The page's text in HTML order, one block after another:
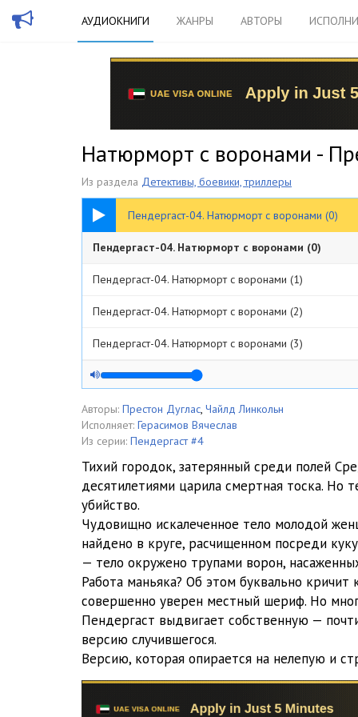
АУДИОКНИГИ ЖАНРЫ АВТОРЫ
Натюрморт с воронами -
Из раздела Детективы, боевики, триллеры
Пендергаст-04. Натюрморт с воронами (0)
14:46
Пендергаст-04. Натюрморт с воронами (0)
Пендергаст-04. Натюрморт с воронами (1)
Пендергаст-04. Натюрморт с воронами (2)
Пендергаст-04. Натюрморт с воронами (3)
Пендергаст-04. Натюрморт с воронами (4)
Пендергаст-04. Натюрморт с воронами (5)
Пендергаст-04. Натюрморт с воронами (6)
Пендергаст-04. Натюрморт с воронами (7)
Пендергаст-04. Натюрморт с воронами (8)
Пендергаст-04. Натюрморт с воронами (9)
Пендергаст-04. Натюрморт с воронами (10)
Пендергаст-04. Натюрморт с воронами (11)
Пендергаст-04. Натюрморт с воронами (12)
Пендергаст-04. Натюрморт с воронами (13)
Авторы: Престон Дуглас, Чайлд Линкольн
Исполняет: Герасимов Вячеслав
Из серии: Пендергаст #4
Тихий городок, затерянный среди полей
десятилетиями царила смертная тоска. Но
убийство.
Чудовищно искалеченное тело молодой
найдено в круге, расчищенном посреди
— тело окружено трупами ворон,
Работа маньяка? Об этом буквально кричит
совершенно уверен местный шериф. Но
Пендергаст выдвигает собственную —
версию случившегося.
Версию, которая опирается на нелепую и